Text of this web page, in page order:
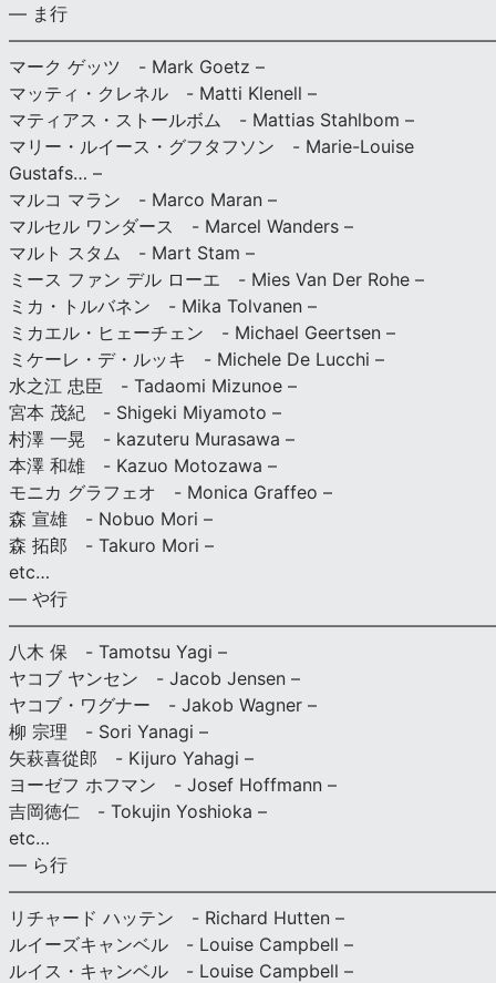
— ま行
マーク ゲッツ - Mark Goetz –
マッティ・クレネル - Matti Klenell –
マティアス・ストールボム - Mattias Stahlbom –
マリー・ルイース・グフタフソン - Marie-Louise
Gustafs… –
マルコ マラン - Marco Maran –
マルセル ワンダース - Marcel Wanders –
マルト スタム - Mart Stam –
ミース ファン デル ローエ - Mies Van Der Rohe –
ミカ・トルバネン - Mika Tolvanen –
ミカエル・ヒェーチェン - Michael Geertsen –
ミケーレ・デ・ルッキ - Michele De Lucchi –
水之江 忠臣 - Tadaomi Mizunoe –
宮本 茂紀 - Shigeki Miyamoto –
村澤 一晃 - kazuteru Murasawa –
本澤 和雄 - Kazuo Motozawa –
モニカ グラフェオ - Monica Graffeo –
森 宣雄 - Nobuo Mori –
森 拓郎 - Takuro Mori –
etc…
— や行
八木 保 - Tamotsu Yagi –
ヤコブ ヤンセン - Jacob Jensen –
ヤコブ・ワグナー - Jakob Wagner –
柳 宗理 - Sori Yanagi –
矢萩喜從郎 - Kijuro Yahagi –
ヨーゼフ ホフマン - Josef Hoffmann –
吉岡徳仁 - Tokujin Yoshioka –
etc…
— ら行
リチャード ハッテン - Richard Hutten –
ルイーズキャンベル - Louise Campbell –
ルイス・キャンベル - Louise Campbell –